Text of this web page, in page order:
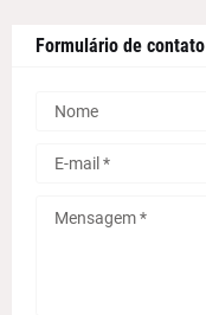
Formulário de contato